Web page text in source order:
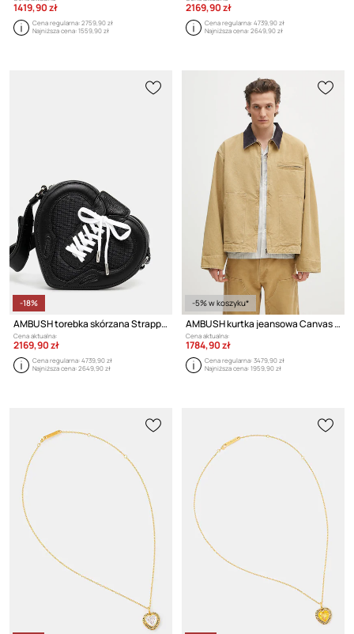
1419,90 zł
Cena regularna:2759,90 zł
Najniższa cena:1559,90 zł
2169,90 zł
Cena regularna:4739,90 zł
Najniższa cena:2649,90 zł
-18%
AMBUSH torebka skórzana Strapped Heart Shoulder Bag
Cena aktualna:
2169,90 zł
Cena regularna:4739,90 zł
Najniższa cena:2649,90 zł
-5% w koszyku*
AMBUSH kurtka jeansowa Canvas Work Jacket
Cena aktualna:
1784,90 zł
Cena regularna:3479,90 zł
Najniższa cena:1959,90 zł